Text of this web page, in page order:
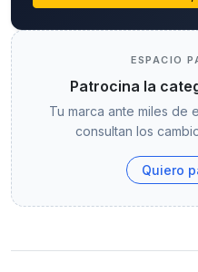
ESPACIO
Patrocina la
Tu marca ante miles de
consultan los
Quiero